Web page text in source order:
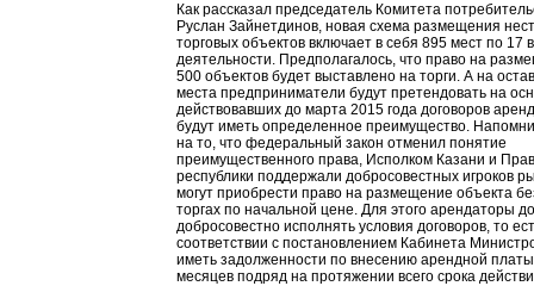
Как рассказал председатель Комитета
Руслан Зайнетдинов, новая схема размещения
торговых объектов включает в себя 895 мест по 17
деятельности. Предполагалось, что право на
500 объектов будет выставлено на торги. А на
места предприниматели будут претендовать на
действовавших до марта 2015 года договоров
будут иметь определенное преимущество.
на то, что федеральный закон отменил понятие
преимущественного права, Исполком Казани и
республики поддержали добросовестных игроков
могут приобрести право на размещение объекта
торгах по начальной цене. Для этого арендаторы
добросовестно исполнять условия договоров, то
соответствии с постановлением Кабинета
иметь задолженности по внесению арендной
месяцев подряд на протяжении всего срока